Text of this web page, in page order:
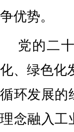
争优势。
党的二
化、绿色化
循环发展的
理念融入工